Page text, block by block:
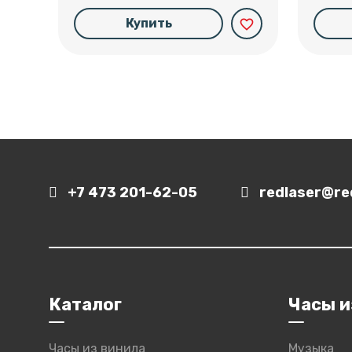
Купить favorite_border
+7 473 201-62-05
Каталог
Часы из винила
Часы
Музыка